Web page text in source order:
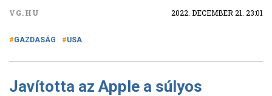
VG.HU 2022. DECEMBER 21. 23:01
GAZDASÁG USA
Javította az Apple a súlyos